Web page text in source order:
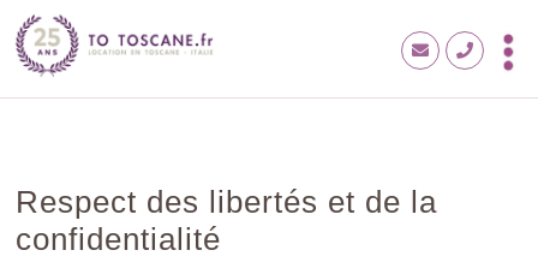
Respect des libertés et de la
confidentialité